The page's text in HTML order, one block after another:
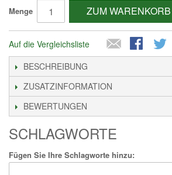
Menge ZUM WARENKORB
Auf die Vergleichsliste
BESCHREIBUNG
ZUSATZINFORMATION
BEWERTUNGEN
SCHLAGWORTE
Fügen Sie Ihre Schlagworte hinzu: